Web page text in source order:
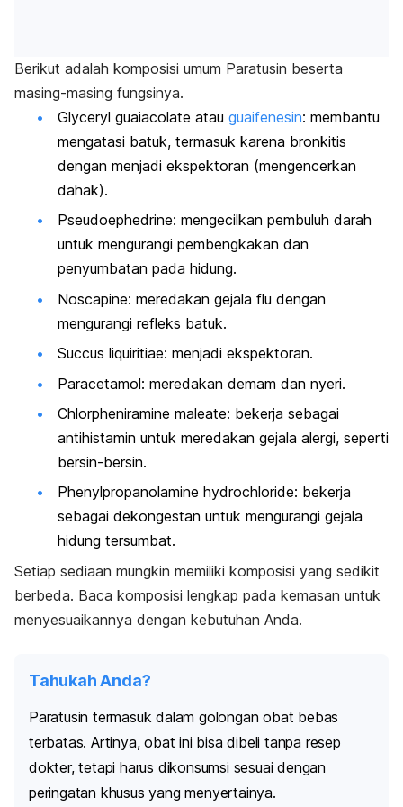
Berikut adalah komposisi umum Paratusin beserta
masing-masing fungsinya.
Glyceryl guaiacolate atau guaifenesin: membantu
mengatasi batuk, termasuk karena bronkitis
dengan menjadi ekspektoran (mengencerkan
dahak).
Pseudoephedrine: mengecilkan pembuluh darah
untuk mengurangi pembengkakan dan
penyumbatan pada hidung.
Noscapine: meredakan gejala flu dengan
mengurangi refleks batuk.
Succus liquiritiae: menjadi ekspektoran.
Paracetamol: meredakan demam dan nyeri.
Chlorpheniramine maleate: bekerja sebagai
antihistamin untuk meredakan gejala alergi, seperti
bersin-bersin.
Phenylpropanolamine hydrochloride: bekerja
sebagai dekongestan untuk mengurangi gejala
hidung tersumbat.
Setiap sediaan mungkin memiliki komposisi yang sedikit
berbeda. Baca komposisi lengkap pada kemasan untuk
menyesuaikannya dengan kebutuhan Anda.
Tahukah Anda?
Paratusin termasuk dalam golongan obat bebas
terbatas. Artinya, obat ini bisa dibeli tanpa resep
dokter, tetapi harus dikonsumsi sesuai dengan
peringatan khusus yang menyertainya.